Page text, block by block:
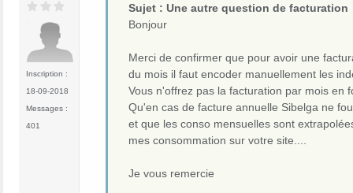
Inscription :
18-09-2018
Messages :
401
Sujet : Une autre question de facturation
Bonjour
Merci de confirmer que pour avoir une
du mois il faut encoder manuellement les
Vous n'offrez pas la facturation par mois en
Qu'en cas de facture annuelle Sibelga ne
et que les conso mensuelles sont
mes consommation sur votre site....
Je vous remercie